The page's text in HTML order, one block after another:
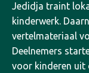
Jedidja traint
kinderwerk.
vertelmateriaal
Deelnemers
voor kinderen uit